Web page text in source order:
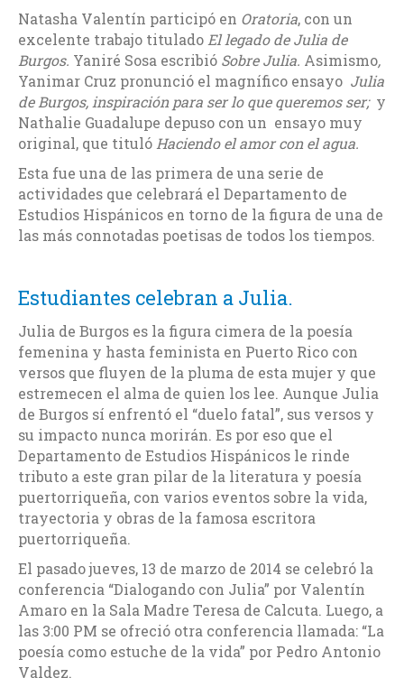
Natasha Valentín participó en Oratoria, con un
excelente trabajo titulado El legado de Julia de
Burgos. Yaniré Sosa escribió Sobre Julia. Asimismo,
Yanimar Cruz pronunció el magnífico ensayo Julia
de Burgos, inspiración para ser lo que queremos ser; y
Nathalie Guadalupe depuso con un ensayo muy
original, que tituló Haciendo el amor con el agua.
Esta fue una de las primera de una serie de
actividades que celebrará el Departamento de
Estudios Hispánicos en torno de la figura de una de
las más connotadas poetisas de todos los tiempos.
Estudiantes celebran a Julia.
Julia de Burgos es la figura cimera de la poesía
femenina y hasta feminista en Puerto Rico con
versos que fluyen de la pluma de esta mujer y que
estremecen el alma de quien los lee. Aunque Julia
de Burgos sí enfrentó el “duelo fatal”, sus versos y
su impacto nunca morirán. Es por eso que el
Departamento de Estudios Hispánicos le rinde
tributo a este gran pilar de la literatura y poesía
puertorriqueña, con varios eventos sobre la vida,
trayectoria y obras de la famosa escritora
puertorriqueña.
El pasado jueves, 13 de marzo de 2014 se celebró la
conferencia “Dialogando con Julia” por Valentín
Amaro en la Sala Madre Teresa de Calcuta. Luego, a
las 3:00 PM se ofreció otra conferencia llamada: “La
poesía como estuche de la vida” por Pedro Antonio
Valdez.